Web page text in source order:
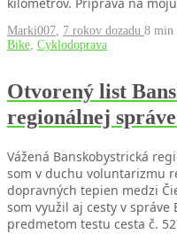
kilometrov. Príprava na
Marki007, 7 rokov dozadu 8 min
Bike, Cyklodoprava
Otvorený list
regionálnej
Vážená Banskobystrická
som v duchu voluntarizmu
dopravných tepien medzi
som využil aj cesty v správe
predmetom testu cesta č.